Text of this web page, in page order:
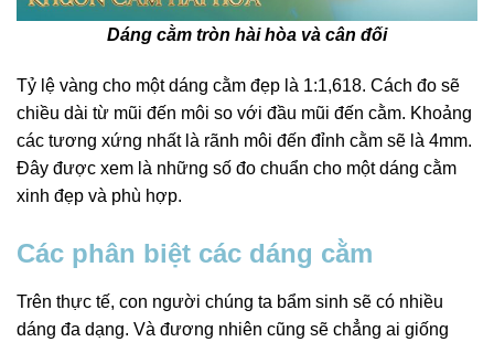
Dáng cằm tròn hài hòa và cân đối
Tỷ lệ vàng cho một dáng cằm đẹp là 1:1,618. Cách đo sẽ
chiều dài từ mũi đến môi so với đầu mũi đến cằm. Khoảng
các tương xứng nhất là rãnh môi đến đỉnh cằm sẽ là 4mm.
Đây được xem là những số đo chuẩn cho một dáng cằm
xinh đẹp và phù hợp.
Các phân biệt các dáng cằm
Trên thực tế, con người chúng ta bẩm sinh sẽ có nhiều
dáng đa dạng. Và đương nhiên cũng sẽ chẳng ai giống